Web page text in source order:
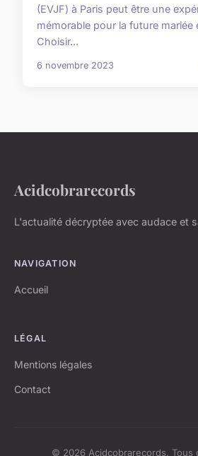
(EVJF) à Paris peut être une
mémorable pour la future mariée
Choisir...
6 novembre 2023
Acidcobrarecords
L'actualité décryptée avec audace et
NAVIGATION
Accueil
LÉGAL
Mentions légales
Contact
© 2026 Acidcobrarecords. Tous